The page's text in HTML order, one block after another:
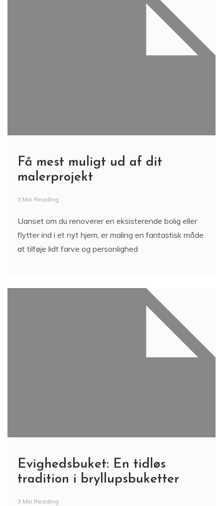
Få mest muligt ud af dit
malerprojekt
3 Min Reading
Uanset om du renoverer en eksisterende bolig eller
flytter ind i et nyt hjem, er maling en fantastisk måde
at tilføje lidt farve og personlighed
Evighedsbuket: En tidløs
tradition i bryllupsbuketter
3 Min Reading